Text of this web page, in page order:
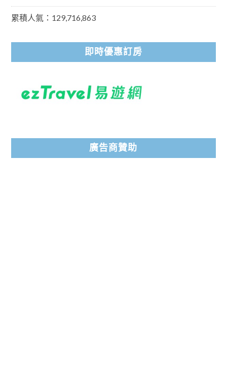
累積人氣：129,716,863
即時優惠訂房
廣告商贊助